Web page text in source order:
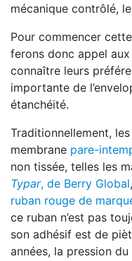
mécanique contrôlé, le
Pour commencer
ferons donc appel
connaître leurs
importante de
étanchéité.
Traditionnellement,
membrane pare-
non tissée, telles les
Typar, de Berry Global
ruban rouge de
ce ruban n’est pas
son adhésif est de
années, la pression